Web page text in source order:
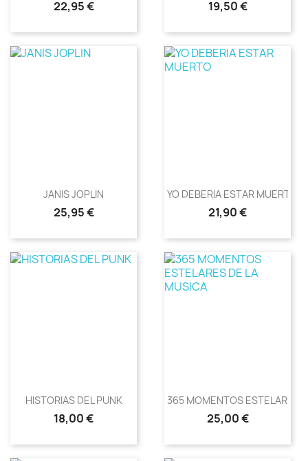
Precio
22,95 € Precio
19,50 €
JANIS JOPLIN
Precio
25,95 €
YO DEBERIA ESTAR MUERTO
Precio
21,90 €
HISTORIAS DEL PUNK
Precio
18,00 €
365 MOMENTOS ESTELARES
Precio
25,00 €